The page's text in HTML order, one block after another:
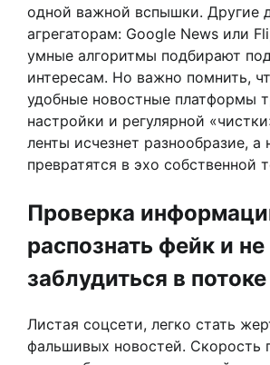
одной важной вспышки. Другие
агрегаторам: Google News или
умные алгоритмы подбирают
интересам. Но важно помнить,
удобные новостные платформы
настройки и регулярной
ленты исчезнет разнообразие, а
превратятся в эхо собственной
Проверка
распознать фейк и не
заблудиться в потоке
Листая соцсети, легко стать
фальшивых новостей. Скорость